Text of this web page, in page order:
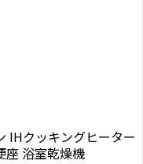
IHクッキングヒーター
座 浴室乾燥機